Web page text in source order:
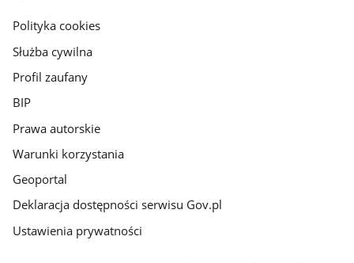
gov.pl
Polityka cookies
Służba cywilna
Profil zaufany
BIP
Prawa autorskie
Warunki korzystania
Geoportal
Deklaracja dostępności serwisu Gov.pl
Ustawienia prywatności